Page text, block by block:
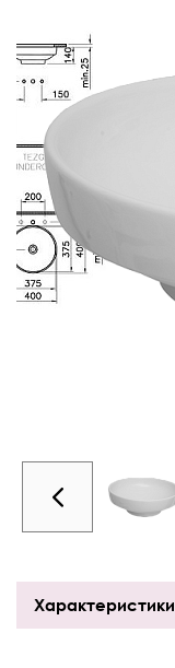
Характеристики